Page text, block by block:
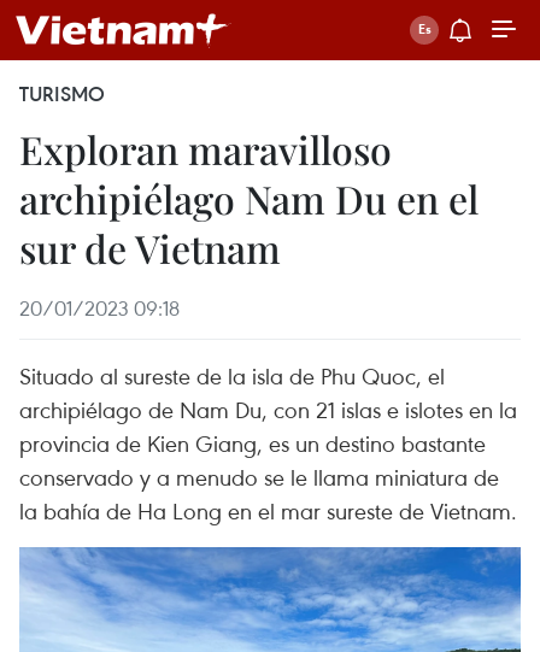
TURISMO
Exploran maravilloso
archipiélago Nam Du en el
sur de Vietnam
20/01/2023 09:18
Situado al sureste de la isla de Phu Quoc, el
archipiélago de Nam Du, con 21 islas e islotes en la
provincia de Kien Giang, es un destino bastante
conservado y a menudo se le llama miniatura de
la bahía de Ha Long en el mar sureste de Vietnam.